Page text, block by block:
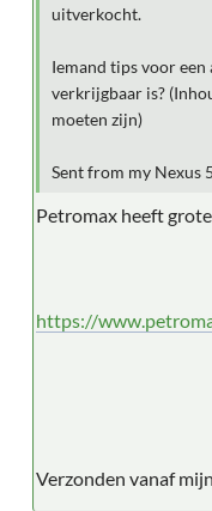
uitverkocht.
Iemand tips voor
verkrijgbaar is?
moeten zijn)
Sent from my Nexus
Petromax heeft
https://
Verzonden vanaf